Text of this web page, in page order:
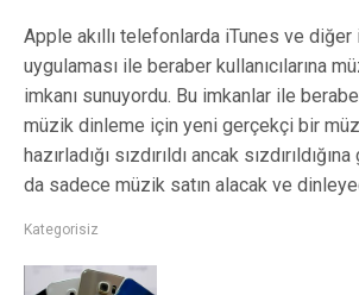
Apple akıllı telefonlarda iTunes ve
uygulaması ile beraber kullanıcılarına
imkanı sunuyordu. Bu imkanlar ile
müzik dinleme için yeni gerçekçi bir
hazırladığı sızdırıldı ancak
da sadece müzik satın alacak ve
Kategorisiz